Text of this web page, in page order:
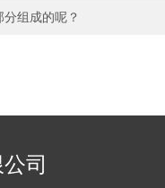
组成的呢？
司